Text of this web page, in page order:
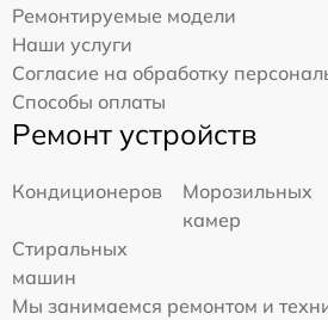
Ремонтируемые модели
Наши услуги
Согласие на обработку
Способы оплаты
Ремонт устройств
Кондиционеров
Морозильных
камер
Стиральных
машин
Мы занимаемся ремонтом и